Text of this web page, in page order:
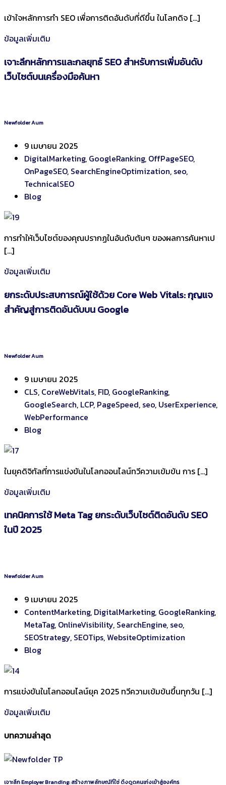
เข้าใจหลักการทำ SEO เพื่อการติดอันดับที่ดีขึ้น ในโลกดิจ […]
ข้อมูลเพิ่มเติม
เจาะลึกหลักการและกลยุทธ์ SEO สำหรับการเพิ่มอันดับ
เว็บไซต์บนเครื่องมือค้นหา
Newfolder Aum
9 เมษายน 2025
DigitalMarketing, GoogleRanking, OffPageSEO,
OnPageSEO, SearchEngineOptimization, seo,
TechnicalSEO
Blog
การทำให้เว็บไซต์ของคุณปรากฏในอันดับต้นๆ ของผลการค้นหาเป
[…]
ข้อมูลเพิ่มเติม
ยกระดับประสบการณ์ผู้ใช้ด้วย Core Web Vitals: กุญแจ
สำคัญสู่การติดอันดับบน Google
Newfolder Aum
9 เมษายน 2025
CLS, CoreWebVitals, FID, GoogleRanking,
GoogleSearch, LCP, PageSpeed, seo, UserExperience,
WebPerformance
Blog
ในยุคดิจิทัลที่การแข่งขันในโลกออนไลน์ทวีความเข้มข้น การ […]
ข้อมูลเพิ่มเติม
เทคนิคการใช้ Meta Tag ยกระดับเว็บไซต์ติดอันดับ SEO
ในปี 2025
Newfolder Aum
9 เมษายน 2025
ContentMarketing, DigitalMarketing, GoogleRanking,
MetaTag, OnlineVisibility, SearchEngine, seo,
SEOStrategy, SEOTips,WebsiteOptimization
Blog
การแข่งขันในโลกออนไลน์ยุค 2025 ทวีความเข้มข้นขึ้นทุกวัน […]
ข้อมูลเพิ่มเติม
บทความล่าสุด
เจาะลึก Employer Branding: สร้างภาพลักษณ์ที่ใช่ ดึงดูดคนเก่งเข้าสู่องค์กร